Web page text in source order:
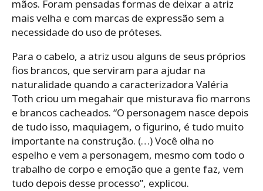
mãos. Foram pensadas formas de deixar a atriz
mais velha e com marcas de expressão sem a
necessidade do uso de próteses.
Para o cabelo, a atriz usou alguns de seus próprios
fios brancos, que serviram para ajudar na
naturalidade quando a caracterizadora Valéria
Toth criou um megahair que misturava fio marrons
e brancos cacheados. “O personagem nasce depois
de tudo isso, maquiagem, o figurino, é tudo muito
importante na construção. (…) Você olha no
espelho e vem a personagem, mesmo com todo o
trabalho de corpo e emoção que a gente faz, vem
tudo depois desse processo”, explicou.